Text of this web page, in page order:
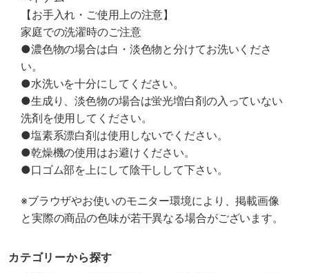
【お手入れ・ご使用上の注意】
家庭での洗濯時のご注意
●濃色物の場合は白・淡色物と分けてお洗いくださ
い。
●水洗いを十分にしてください。
●生成り、淡色物の場合は蛍光増白剤の入っていない
洗剤を使用してください。
●塩素系漂白剤は使用しないでください。
●乾燥機の使用はお避けください。
●口ゴム部を上にして陰干しして下さい。
※ブラウザやお使いのモニター環境により、掲載画像
と実際の商品の色味が若干異なる場合がございます。
カテゴリーから探す